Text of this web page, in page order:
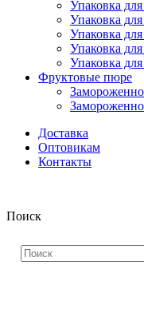
Упаковка
Упаковка
Упаковка
Упаковка
Упаковка
Фруктовые пюре
Доставка
Оптовикам
Контакты
Поиск